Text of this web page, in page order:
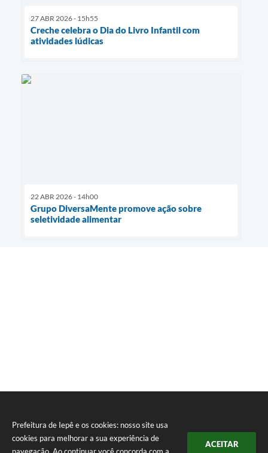
Prefeitura de Iepê e os cookies: nosso site usa
cookies para melhorar a sua experiência de
ACEITAR
27 ABR 2026 - 15h55
Creche celebra o Dia do Livro Infantil com
atividades lúdicas
22 ABR 2026 - 14h00
Grupo DiversaMente promove ação sobre
seletividade alimentar